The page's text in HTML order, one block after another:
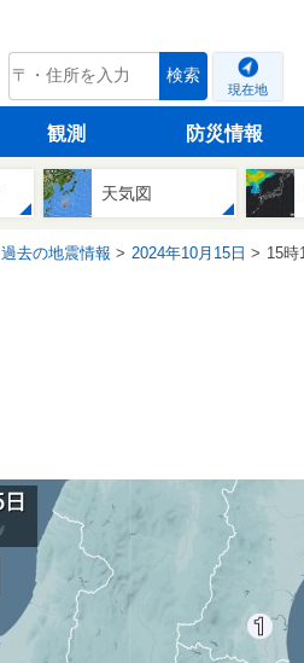
tenki.jp 検索
現在地
観測 防災情報
天気図
過去の地震情報 2024年10月15日 15時